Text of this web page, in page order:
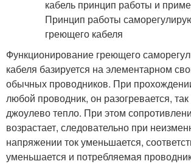
Функционирование греющего
кабеля базируется на элементарном
обычных проводников. При
любой проводник, он разогревается,
джоулево тепло. При этом
возрастает, следовательно при
напряжении ток уменьшается,
уменьшается и потребляемая